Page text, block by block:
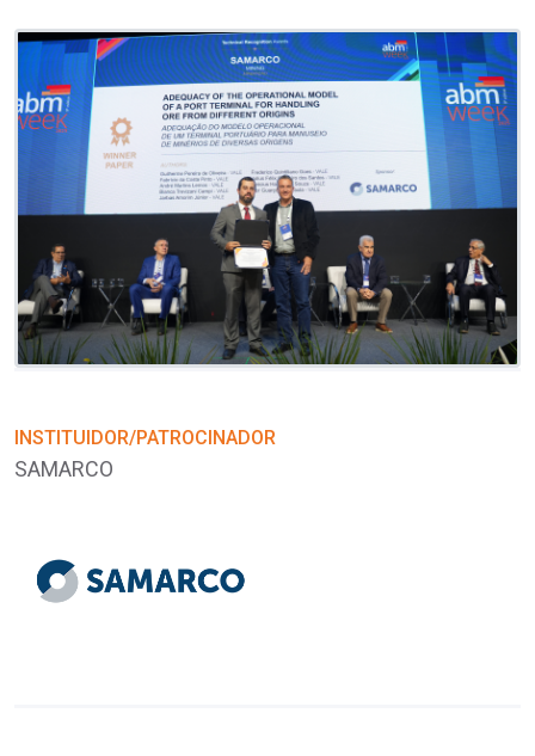
INSTITUIDOR/PATROCINADOR
SAMARCO